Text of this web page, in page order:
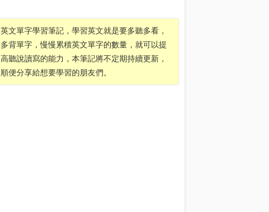
英文單字學習筆記，學習英文就是要多聽多看，
多背單字，慢慢累積英文單字的數量，就可以提
高聽說讀寫的能力，本筆記將不定期持續更新，
順便分享給想要學習的朋友們。